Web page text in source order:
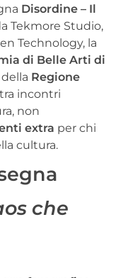
Disordine – Il
Tekmore Studio,
Technology, la
di Belle Arti di
Regione
incontri
non
extra per chi
cultura.
che